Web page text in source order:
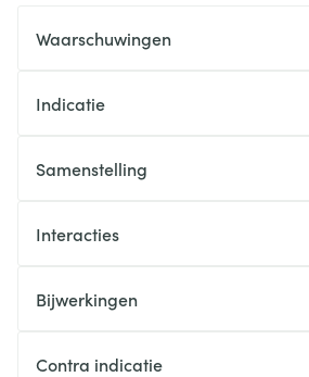
Waarschuwingen
Indicatie
Samenstelling
Interacties
Bijwerkingen
Contra indicatie